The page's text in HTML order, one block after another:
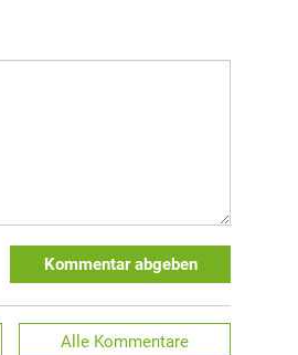
Kommentar abgeben
Alle Kommentare